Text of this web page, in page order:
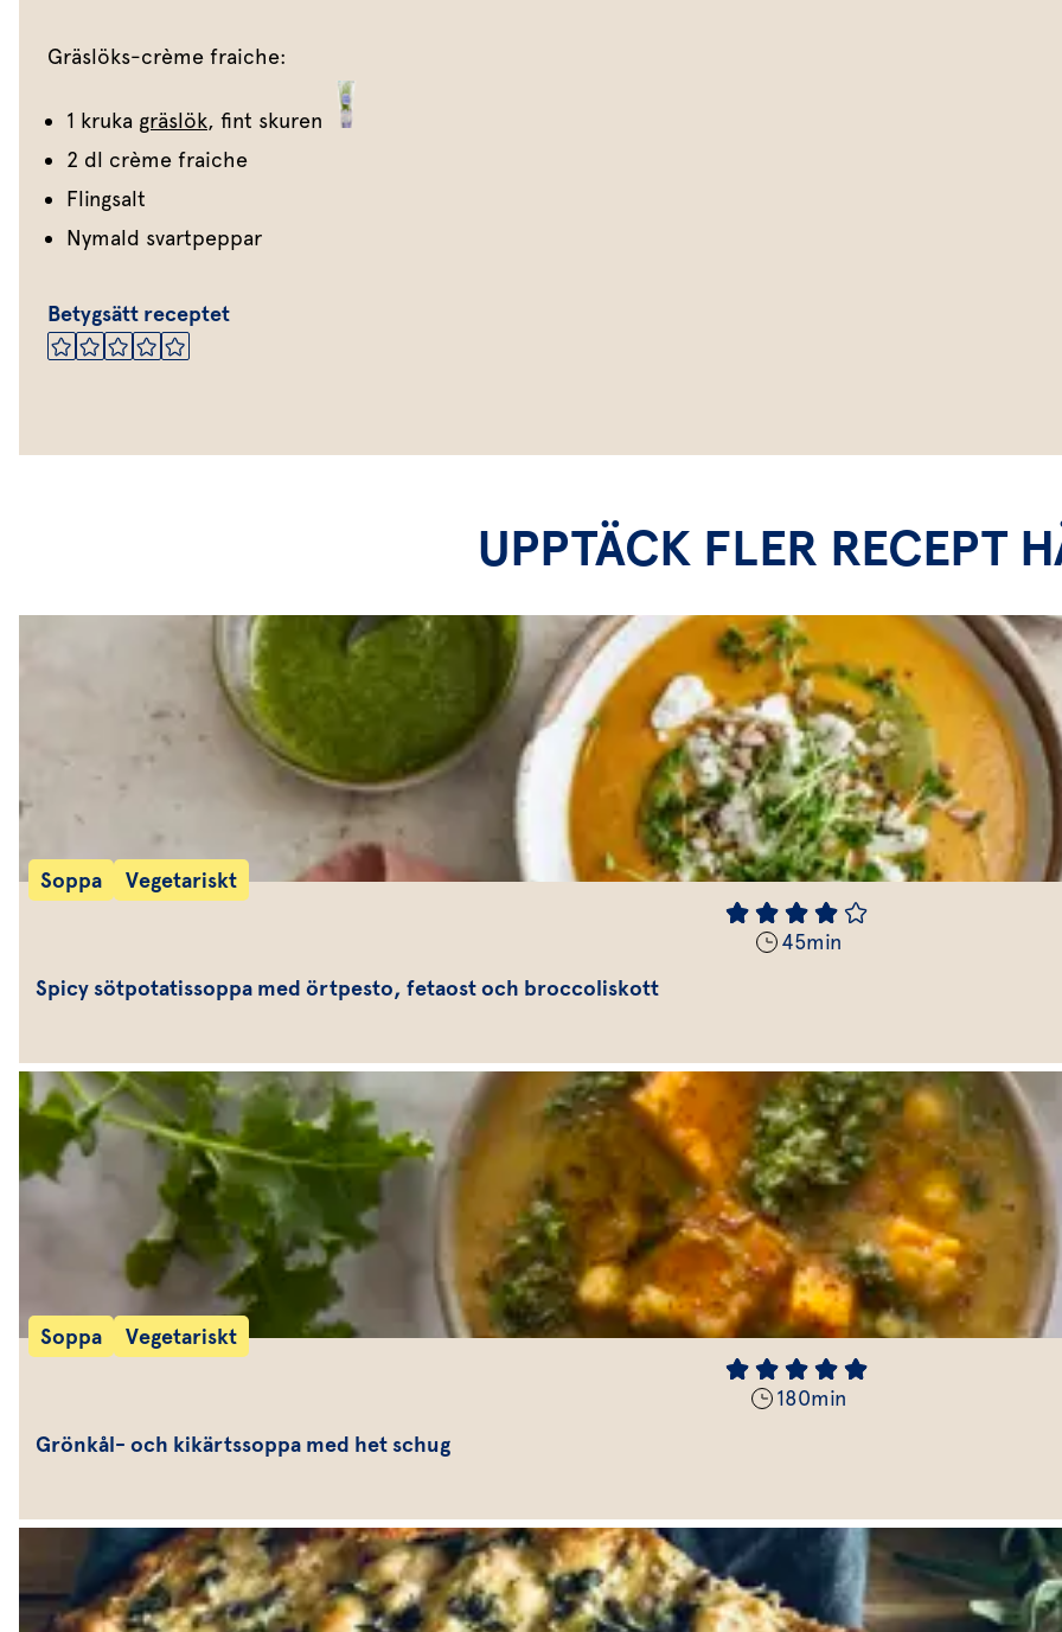
Gräslöks-crème fraiche:
1 kruka gräslök, fint skuren
2 dl crème fraiche
Flingsalt
Nymald svartpeppar
Betygsätt receptet
UPPTÄCK FLER RECEPT
Soppa Vegetariskt
45min
Spicy sötpotatissoppa med örtpesto, fetaost och broccoliskott
Soppa Vegetariskt
180min
Grönkål- och kikärtssoppa med het schug